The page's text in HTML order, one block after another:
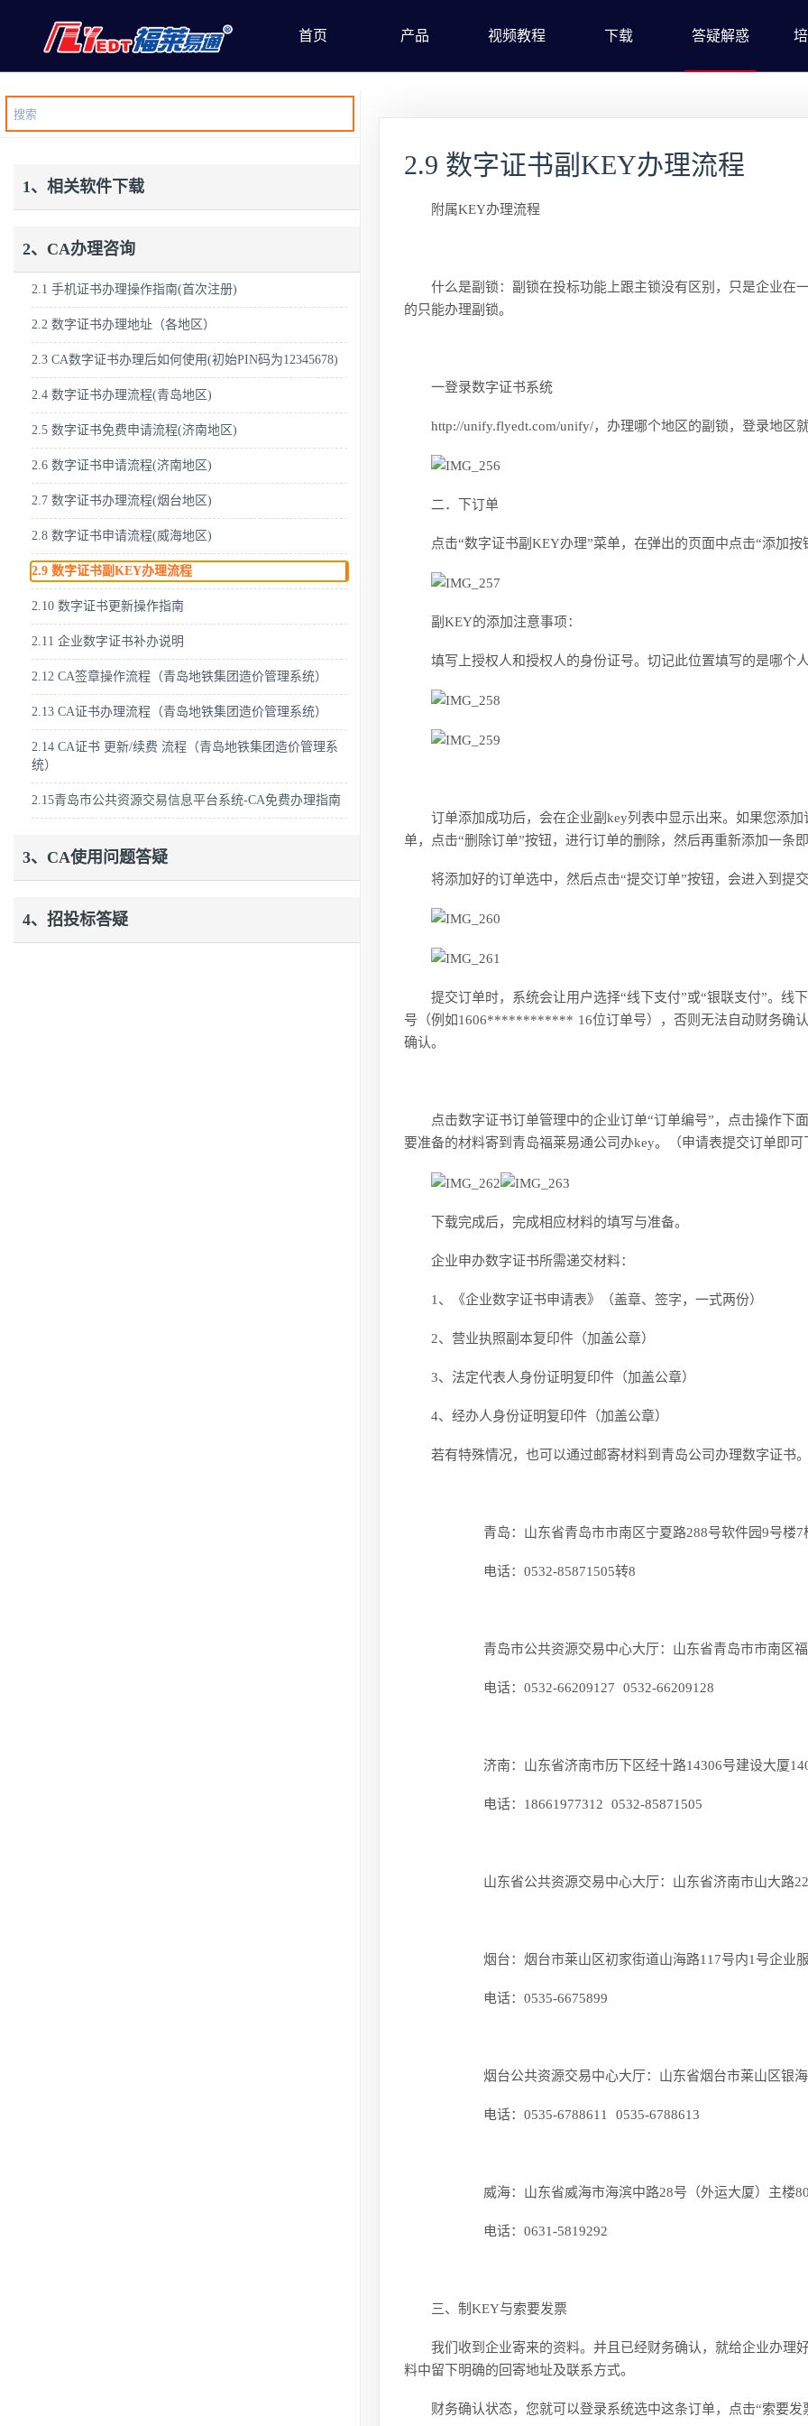
首页 产品 视频教程 下载 答疑解惑
1、相关软件下载
2、CA办理咨询
2.1 手机证书办理操作指南(首次注册)
2.2 数字证书办理地址（各地区）
2.3 CA数字证书办理后如何使用(初始PIN码为12345678)
2.4 数字证书办理流程(青岛地区)
2.5 数字证书免费申请流程(济南地区)
2.6 数字证书申请流程(济南地区)
2.7 数字证书办理流程(烟台地区)
2.8 数字证书申请流程(威海地区)
2.9 数字证书副KEY办理流程
2.10 数字证书更新操作指南
2.11 企业数字证书补办说明
2.12 CA签章操作流程（青岛地铁集团造价管理系统）
2.13 CA证书办理流程（青岛地铁集团造价管理系统）
2.14 CA证书 更新/续费 流程（青岛地铁集团造价管理系
统）
2.15青岛市公共资源交易信息平台系统-CA免费办理指南
3、CA使用问题答疑
4、招投标答疑
2.9 数字证书副KEY办理流程
附属KEY办理流程
什么是副锁：副锁在投标功能上跟主锁没有区别，只是企业在
的只能办理副锁。
一登录数字证书系统
http://unify.flyedt.com/unify/，办理哪个地区的副锁，登录地区
二．下订单
点击“数字证书副KEY办理”菜单，在弹出的页面中点击“添加按
副KEY的添加注意事项：
填写上授权人和授权人的身份证号。切记此位置填写的是哪个
订单添加成功后，会在企业副key列表中显示出来。如果您添加
单，点击“删除订单”按钮，进行订单的删除，然后再重新添加一条
将添加好的订单选中，然后点击“提交订单”按钮，会进入到提
提交订单时，系统会让用户选择“线下支付”或“银联支付”。线
号（例如1606************ 16位订单号），否则无法自动财务确
确认。
点击数字证书订单管理中的企业订单“订单编号”，点击操作下
要准备的材料寄到青岛福莱易通公司办key。（申请表提交订单即可
下载完成后，完成相应材料的填写与准备。
企业申办数字证书所需递交材料：
1、《企业数字证书申请表》（盖章、签字，一式两份）
2、营业执照副本复印件（加盖公章）
3、法定代表人身份证明复印件（加盖公章）
4、经办人身份证明复印件（加盖公章）
若有特殊情况，也可以通过邮寄材料到青岛公司办理数字证书
青岛：山东省青岛市市南区宁夏路288号软件园9号楼7
电话：0532-85871505转8
青岛市公共资源交易中心大厅：山东省青岛市市南区福州
电话：0532-66209127 0532-66209128
济南：山东省济南市历下区经十路14306号建设大厦
电话：18661977312 0532-85871505
山东省公共资源交易中心大厅：山东省济南市山大路226号
烟台：烟台市莱山区初家街道山海路117号内1号企业服
电话：0535-6675899
烟台公共资源交易中心大厅：山东省烟台市莱山区银海
电话：0535-6788611 0535-6788613
威海：山东省威海市海滨中路28号（外运大厦）主楼
电话：0631-5819292
三、制KEY与索要发票
我们收到企业寄来的资料。并且已经财务确认，就给企业办理
料中留下明确的回寄地址及联系方式。
财务确认状态，您就可以登录系统选中这条订单，点击“索要发